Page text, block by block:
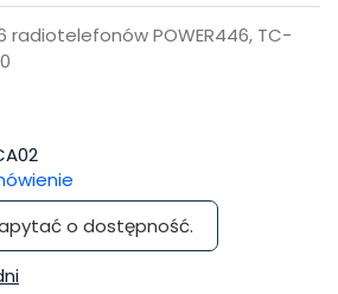
radiotelefonów POWER446, TC-
o dostępność.